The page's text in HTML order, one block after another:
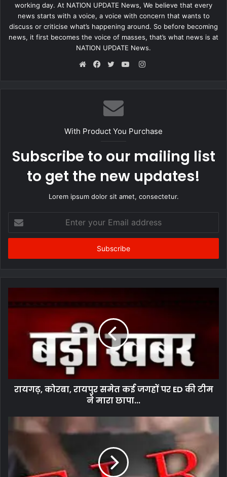
working day. At NATION UPDATE News, We believe that every
news starts with a voice, a voice with concern that wants to
discuss or criticise what’s happening around. So before becoming
news, it first becomes the voice of masses, that’s what news is at
NATION UPDATE News.
Instagram
With Product You Purchase
Subscribe to our mailing list
to get the new updates!
Lorem ipsum dolor sit amet, consectetur.
your
Email
रायगढ़, कोरबा, रायपुर समेत कई जगहों पर ED की टीम
ने मारा छापा...